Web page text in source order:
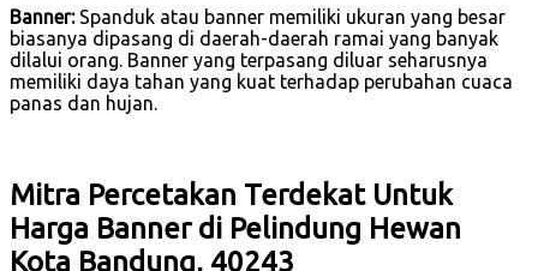
Banner:Spanduk atau banner memiliki ukuran yang besar
biasanya dipasang di daerah-daerah ramai yang banyak
dilalui orang. Banner yang terpasang diluar seharusnya
memiliki daya tahan yang kuat terhadap perubahan cuaca
panas dan hujan.
Mitra Percetakan Terdekat Untuk
Harga Banner di Pelindung Hewan
Kota Bandung, 40243